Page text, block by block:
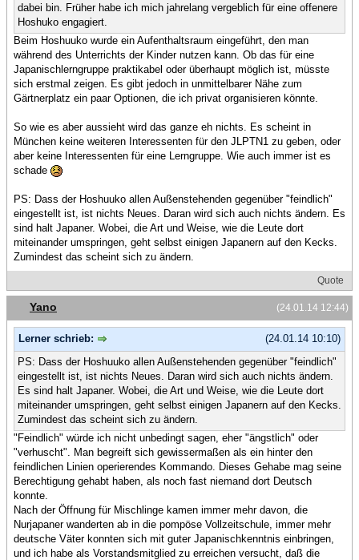
dabei bin. Früher habe ich mich jahrelang vergeblich für eine offenere
Hoshuko engagiert.
Beim Hoshuuko wurde ein Aufenthaltsraum eingeführt, den man
während des Unterrichts der Kinder nutzen kann. Ob das für eine
Japanischlerngruppe praktikabel oder überhaupt möglich ist, müsste
sich erstmal zeigen. Es gibt jedoch in unmittelbarer Nähe zum
Gärtnerplatz ein paar Optionen, die ich privat organisieren könnte.
So wie es aber aussieht wird das ganze eh nichts. Es scheint in
München keine weiteren Interessenten für den JLPTN1 zu geben, oder
aber keine Interessenten für eine Lerngruppe. Wie auch immer ist es
schade
PS: Dass der Hoshuuko allen Außenstehenden gegenüber "feindlich"
eingestellt ist, ist nichts Neues. Daran wird sich auch nichts ändern. Es
sind halt Japaner. Wobei, die Art und Weise, wie die Leute dort
miteinander umspringen, geht selbst einigen Japanern auf den Kecks.
Zumindest das scheint sich zu ändern.
Quote
(24.01.14 12:44)
Yano
(24.01.14 10:10)
Lerner schrieb:
PS: Dass der Hoshuuko allen Außenstehenden gegenüber "feindlich"
eingestellt ist, ist nichts Neues. Daran wird sich auch nichts ändern.
Es sind halt Japaner. Wobei, die Art und Weise, wie die Leute dort
miteinander umspringen, geht selbst einigen Japanern auf den Kecks.
Zumindest das scheint sich zu ändern.
"Feindlich" würde ich nicht unbedingt sagen, eher "ängstlich" oder
"verhuscht". Man begreift sich gewissermaßen als ein hinter den
feindlichen Linien operierendes Kommando. Dieses Gehabe mag seine
Berechtigung gehabt haben, als noch fast niemand dort Deutsch
konnte.
Nach der Öffnung für Mischlinge kamen immer mehr davon, die
Nurjapaner wanderten ab in die pompöse Vollzeitschule, immer mehr
deutsche Väter konnten sich mit guter Japanischkenntnis einbringen,
und ich habe als Vorstandsmitglied zu erreichen versucht, daß die